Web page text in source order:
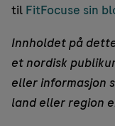
til FitFocuse sin
Innholdet på
et nordisk
eller informasjon
land eller region